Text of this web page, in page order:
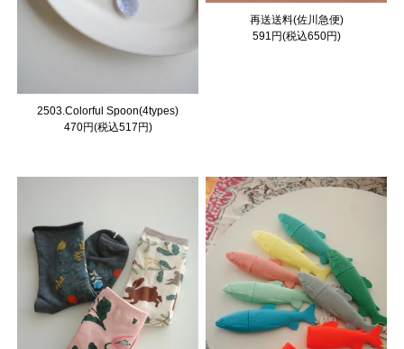
2503.Colorful Spoon(4types)
470円(税込517円)
再送送料(佐川急便)
591円(税込650円)